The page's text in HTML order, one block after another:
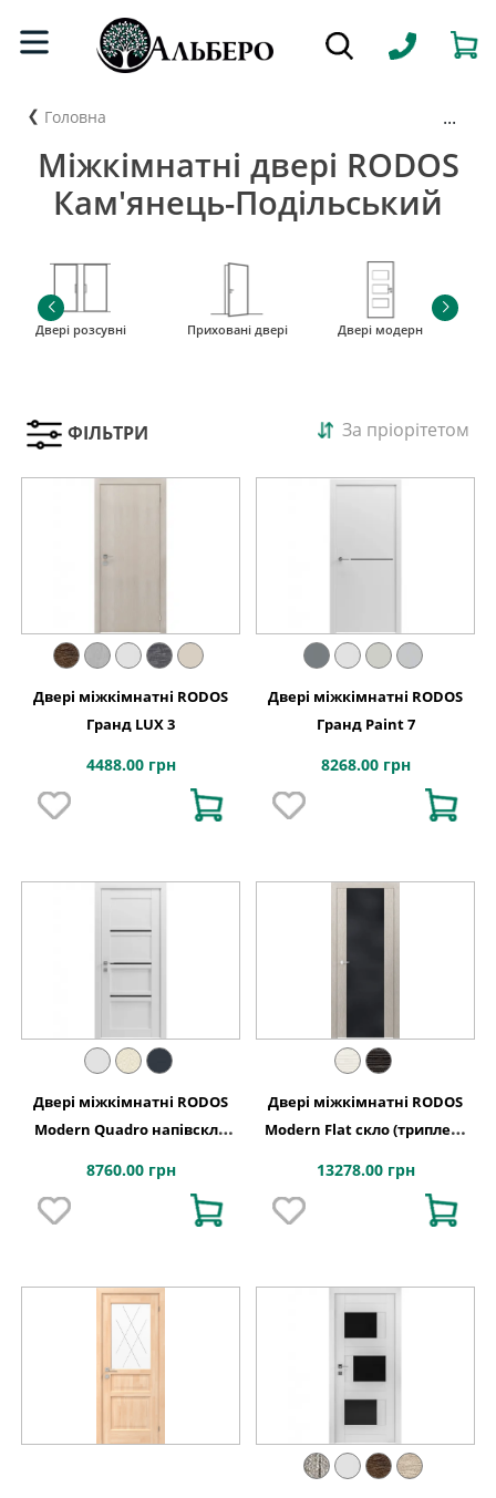
Головна ...
Міжкімнатні двері RODOS
Кам'янець-Подільський
Двері розсувні Приховані двері Двері модерн
ФІЛЬТРИ За пріорітетом
Двері міжкімнатні RODOS
Гранд LUX 3
4488.00 грн
Двері міжкімнатні RODOS
Гранд Paint 7
8268.00 грн
Двері міжкімнатні RODOS
Modern Quadro напівскло
8760.00 грн
Двері міжкімнатні RODOS
Modern Flat скло (триплекс
13278.00 грн